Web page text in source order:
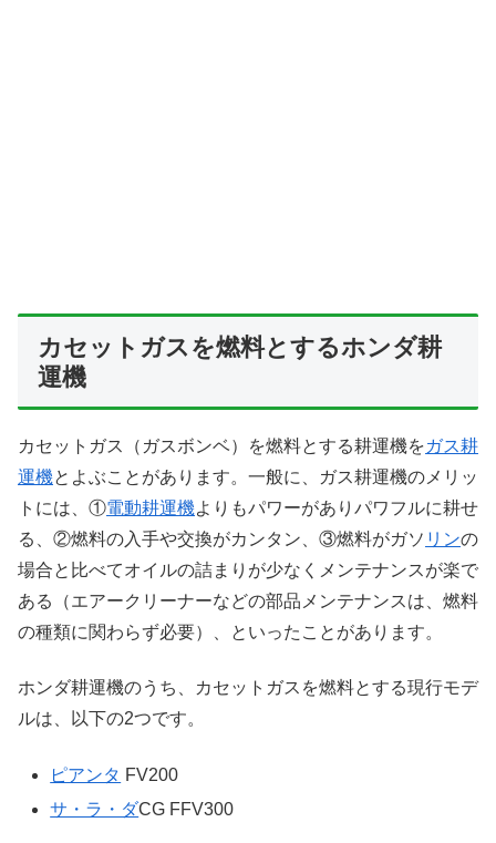
カセットガスを燃料とするホンダ耕
運機
カセットガス（ガスボンベ）を燃料とする耕運機をガス耕
運機とよぶことがあります。一般に、ガス耕運機のメリッ
トには、①電動耕運機よりもパワーがありパワフルに耕せ
る、②燃料の入手や交換がカンタン、③燃料がガソ リンの
場合と比べてオイルの詰まりが少なくメンテナンスが楽で
ある（エアークリーナーなどの部品メンテナンスは、燃料
の種類に関わらず必要）、といったことがあります。
ホンダ耕運機のうち、カセットガスを燃料とする現行モデ
ルは、以下の2つです。
ピアンタ FV200
サ・ラ・ダCG FFV300